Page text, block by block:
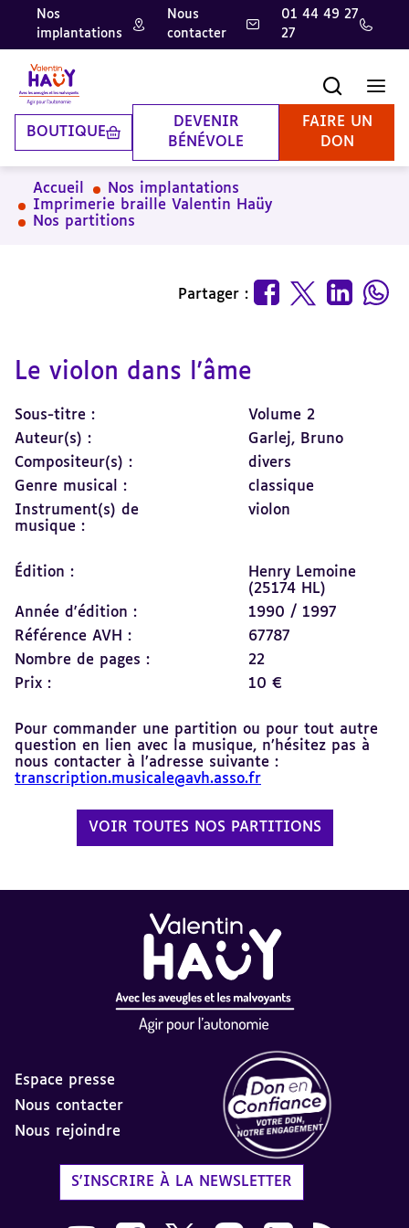
Aller
contenu
principal
Aller
pied
de
page
Aller
la
recherche
Nos
implantations
Nous
contacter
01 44 49 27
27
BOUTIQUE
DEVENIR
BÉNÉVOLE
FAIRE UN
DON
Accueil
Nos implantations
Imprimerie braille Valentin Haüy
Nos partitions
Partager :
Le violon dans l'âme
Sous-titre :
Volume 2
Auteur(s) :
Garlej, Bruno
Compositeur(s) :
divers
Genre musical :
classique
Instrument(s) de
musique :
violon
Édition :
Henry Lemoine
(25174 HL)
Année d'édition :
1990 / 1997
Référence AVH :
67787
Nombre de pages :
22
Prix :
10 €
Pour commander une partition ou pour tout autre
question en lien avec la musique, n’hésitez pas à
nous contacter à l’adresse suivante :
transcription.musicale@avh.asso.fr
VOIR TOUTES NOS PARTITIONS
Espace presse
Nous contacter
Nous rejoindre
S'INSCRIRE À LA NEWSLETTER
Nous suivre sur Youtube AVH dans une
Nous suivre sur Facebook AVH dans
Nous suivre sur X AVH dans une
Nous suivre sur Instagram
Nous suivre sur
Flux RSS